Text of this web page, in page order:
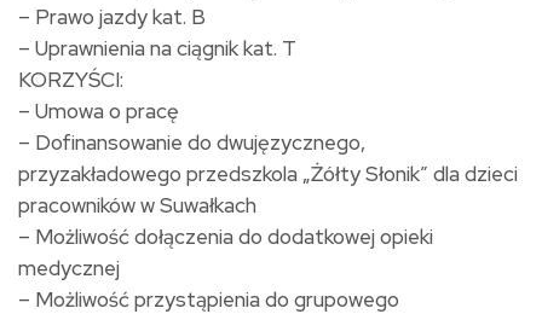
– Prawo jazdy kat. B
– Uprawnienia na ciągnik kat. T
KORZYŚCI:
– Umowa o pracę
– Dofinansowanie do dwujęzycznego,
przyzakładowego przedszkola „Żółty Słonik” dla dzieci
pracowników w Suwałkach
– Możliwość dołączenia do dodatkowej opieki
medycznej
– Możliwość przystąpienia do grupowego